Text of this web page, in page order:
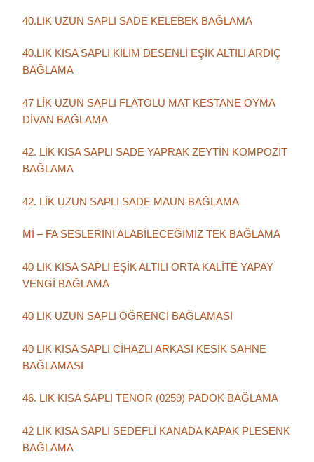
40.LIK UZUN SAPLI SADE KELEBEK BAĞLAMA
40.LIK KISA SAPLI KİLİM DESENLİ EŞİK ALTILI ARDIÇ
BAĞLAMA
47 LİK UZUN SAPLI FLATOLU MAT KESTANE OYMA
DİVAN BAĞLAMA
42. LİK KISA SAPLI SADE YAPRAK ZEYTİN KOMPOZİT
BAĞLAMA
42. LİK UZUN SAPLI SADE MAUN BAĞLAMA
Mİ – FA SESLERİNİ ALABİLECEĞİMİZ TEK BAĞLAMA
40 LIK KISA SAPLI EŞİK ALTILI ORTA KALİTE YAPAY
VENGİ BAĞLAMA
40 LIK UZUN SAPLI ÖĞRENCİ BAĞLAMASI
40 LIK KISA SAPLI CİHAZLI ARKASI KESİK SAHNE
BAĞLAMASI
46. LIK KISA SAPLI TENOR (0259) PADOK BAĞLAMA
42 LİK KISA SAPLI SEDEFLİ KANADA KAPAK PLESENK
BAĞLAMA